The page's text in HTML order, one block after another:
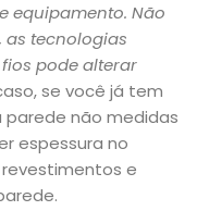
equipamento. Não
as tecnologias
pode alterar
se você já tem
não medidas
espessura no
e